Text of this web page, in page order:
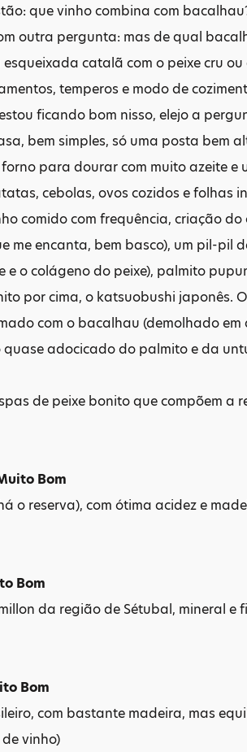
que vinho combina com
outra pergunta: mas de qual
catalã com o peixe cru
temperos e modo de
ficando bom nisso, elejo a
bem simples, só uma posta
para dourar com muito azeite e
cebolas, ovos cozidos e folhas
comido com frequência, criação
me encanta, bem basco), um pil-pil
e o colágeno do peixe), palmito
por cima, o katsuobushi japonês.
com o bacalhau (demolhado
adocicado do palmito e da
de peixe bonito que compõem a
Bom
o reserva), com ótima acidez e
Bom
da região de Sétubal, mineral e
Bom
com bastante madeira, mas
vinho)